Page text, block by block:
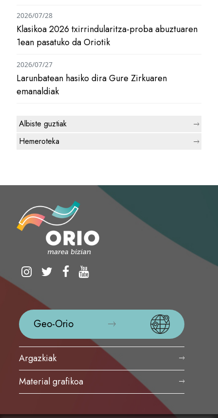
Klasikoa 2026 txirrindularitza-proba abuztuaren
1ean pasatuko da Oriotik
2026/07/28
Larunbatean hasiko dira Gure Zirkuaren
emanaldiak
2026/07/27
Albiste guztiak
Hemeroteka
Geo-Orio
Argazkiak
Material grafikoa